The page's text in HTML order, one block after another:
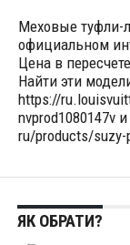
Меховые туфли-
официальном
Цена в
Найти эти
https://
nvprod1080147v
ru/products/suzy-
ЯК ОБРАТИ?